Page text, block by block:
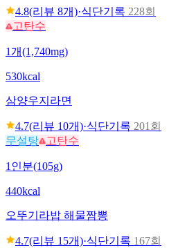
4.8(리뷰 8개)·식단기록 228회
고탄수
1개(1,740mg)
530kcal
삼양우지라면
4.7(리뷰 10개)·식단기록 201회
무설탕
고탄수
1인분(105g)
440kcal
오뚜기 라밥 해물짬뽕
4.7(리뷰 15개)·식단기록 167회